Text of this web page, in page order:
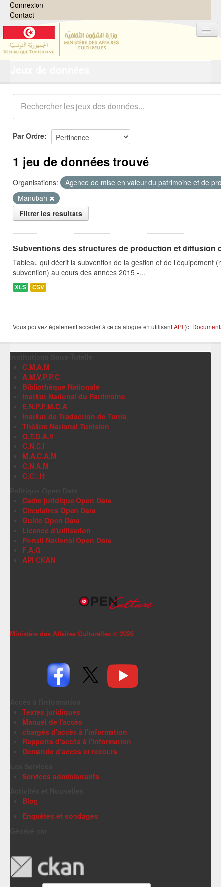
Connexion
Contact
Organisations
Groupes
Demandes 0
À propos
Par Ordre
1 jeu de données trouvé
Organisations:
Agence de mise en valeur du patrimoine et de
Manubah
Filtrer les resultats
Subventions des structures de production et diffusion
Tableau qui décrit la subvention de la gestion et de
subvention) au cours des années 2015 -...
XLS CSV
Vous pouvez également accéder à ce catalogue en utilisantAPI (cf
C.M.A.M
A.M.V.P.P.C
Bibliothèque Nationale
Institut National du Patrimoine
E.N.P.F.M.C.A
Institut de Traduction de Tunis
Théâtre National Tunisien
O.T.D.A.V
C.N.C.I
M.A.C.A.M
C.N.A.M
C.C.I.H
Cadre juridique Open Data
Circulaires Open Data
Guide Open Data
Licence d'utilisation
Portail National Open Data
F.A.Q
API CKAN
Ministère des Affaires Culturelles © 2026
Textes juridiques
Manuel de l'accès
chargés d'accès à l'information
Rapports d'accès à l'information
Demande d'accès et recours
Services administratifs
Blog
Enquêtes et sondages